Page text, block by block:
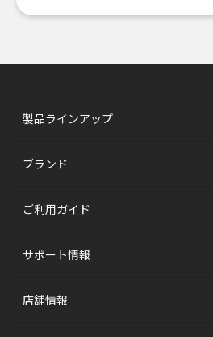
製品ラインアップ
ブランド
ご利用ガイド
サポート情報
店舗情報